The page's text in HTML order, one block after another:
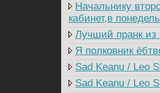
Начальнику
кабинет,в
Лучший пранк из
Я полковник
Sad Keanu / Leo
Sad Keanu / Leo